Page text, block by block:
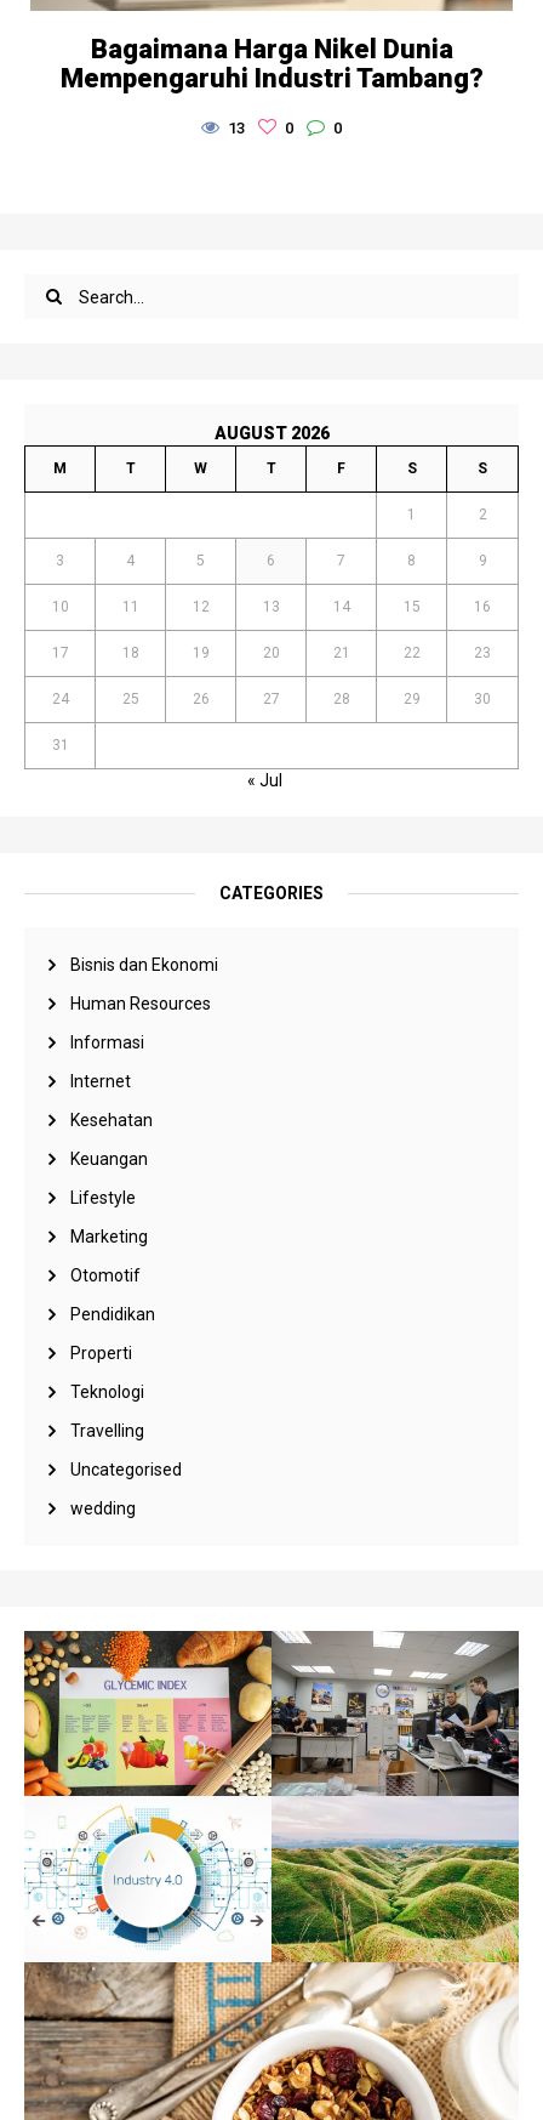
AUGUST 2026
M T W T F S S
1 2
3 4 5 6 7 8 9
10 11 12 13 14 15 16
17 18 19 20 21 22 23
24 25 26 27 28 29 30
31
« Jul
CATEGORIES
Bisnis dan Ekonomi
Human Resources
Informasi
Internet
Kesehatan
Keuangan
Lifestyle
Marketing
Otomotif
Pendidikan
Properti
Teknologi
Travelling
Uncategorised
wedding
Bagaimana Harga Nikel Dunia
Mempengaruhi Industri Tambang?
13 0 0